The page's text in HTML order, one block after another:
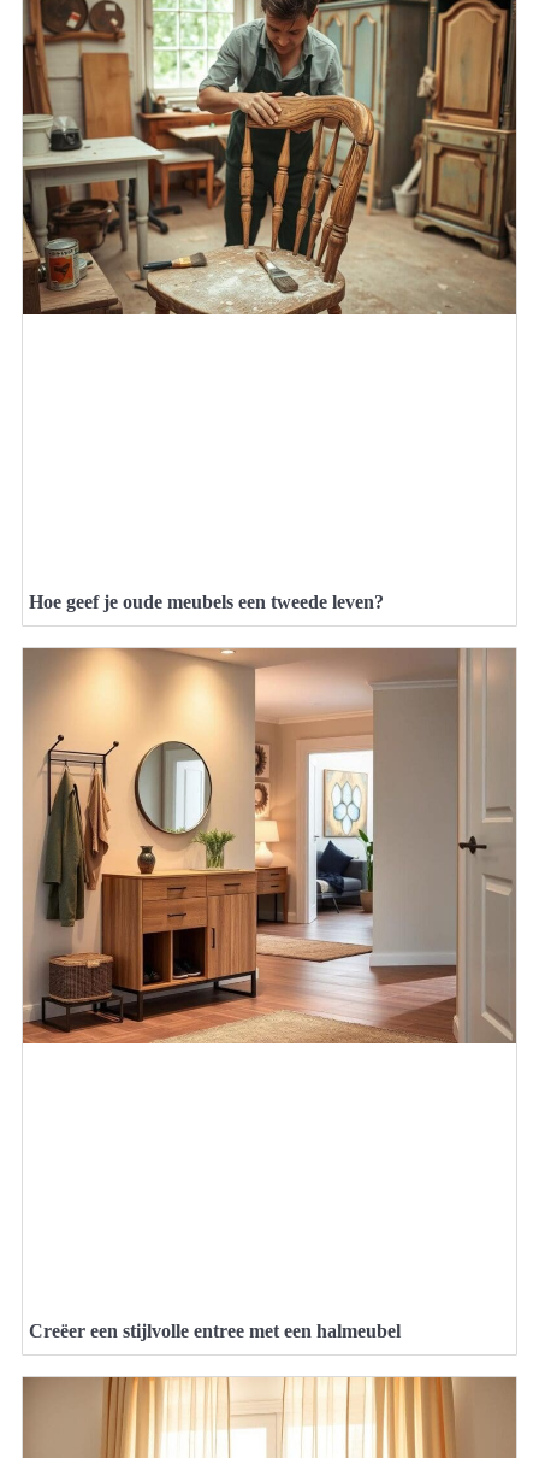
Hoe geef je oude meubels een tweede leven?
Creëer een stijlvolle entree met een halmeubel